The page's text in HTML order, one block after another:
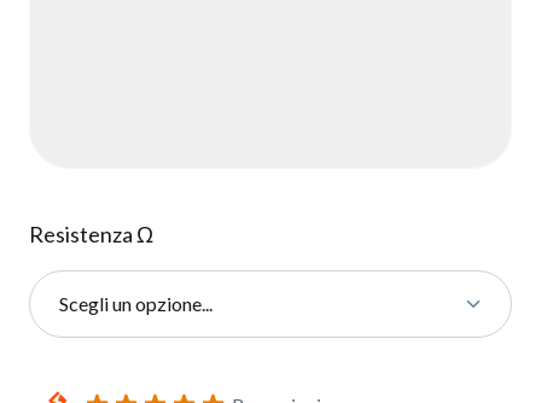
Resistenza Ω
Scegli un opzione...
Iscriviti al modulo di notifica ritorno in stock